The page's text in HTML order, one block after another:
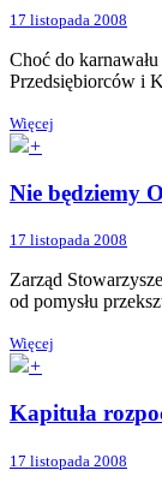
17 listopada 2008
Choć do
Przedsiębiorców i
Więcej
+
Nie będziemy
17 listopada 2008
Zarząd
od pomysłu
Więcej
+
Kapituła
17 listopada 2008